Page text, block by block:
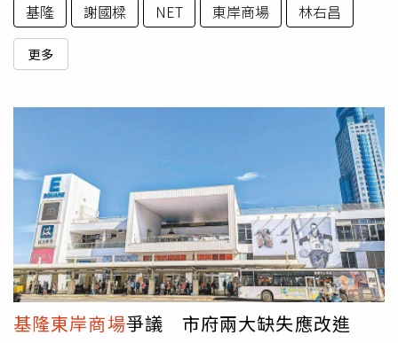
基隆
謝國樑 NET 東岸商場 林右昌
更多
基隆東岸商場爭議 市府兩大缺失應改進